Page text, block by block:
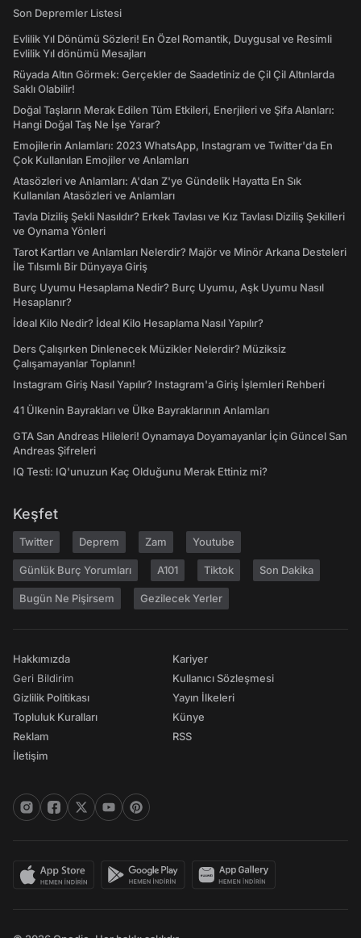
Son Depremler Listesi
Evlilik Yıl Dönümü Sözleri! En Özel Romantik, Duygusal ve Resimli
Evlilik Yıl dönümü Mesajları
Rüyada Altın Görmek: Gerçekler de Saadetiniz de Çil Çil Altınlarda
Saklı Olabilir!
Doğal Taşların Merak Edilen Tüm Etkileri, Enerjileri ve Şifa Alanları:
Hangi Doğal Taş Ne İşe Yarar?
Emojilerin Anlamları: 2023 WhatsApp, Instagram ve Twitter'da En
Çok Kullanılan Emojiler ve Anlamları
Atasözleri ve Anlamları: A'dan Z'ye Gündelik Hayatta En Sık
Kullanılan Atasözleri ve Anlamları
Tavla Diziliş Şekli Nasıldır? Erkek Tavlası ve Kız Tavlası Diziliş Şekilleri
ve Oynama Yönleri
Tarot Kartları ve Anlamları Nelerdir? Majör ve Minör Arkana Desteleri
İle Tılsımlı Bir Dünyaya Giriş
Burç Uyumu Hesaplama Nedir? Burç Uyumu, Aşk Uyumu Nasıl
Hesaplanır?
İdeal Kilo Nedir? İdeal Kilo Hesaplama Nasıl Yapılır?
Ders Çalışırken Dinlenecek Müzikler Nelerdir? Müziksiz
Çalışamayanlar Toplanın!
Instagram Giriş Nasıl Yapılır? Instagram'a Giriş İşlemleri Rehberi
41 Ülkenin Bayrakları ve Ülke Bayraklarının Anlamları
GTA San Andreas Hileleri! Oynamaya Doyamayanlar İçin Güncel San
Andreas Şifreleri
IQ Testi: IQ'unuzun Kaç Olduğunu Merak Ettiniz mi?
Keşfet
Twitter Deprem Zam Youtube
Günlük Burç Yorumları A101 Tiktok Son Dakika
Bugün Ne Pişirsem Gezilecek Yerler
Hakkımızda
Geri Bildirim
Gizlilik Politikası
Topluluk Kuralları
Reklam
İletişim
Kariyer
Kullanıcı Sözleşmesi
Yayın İlkeleri
Künye
RSS